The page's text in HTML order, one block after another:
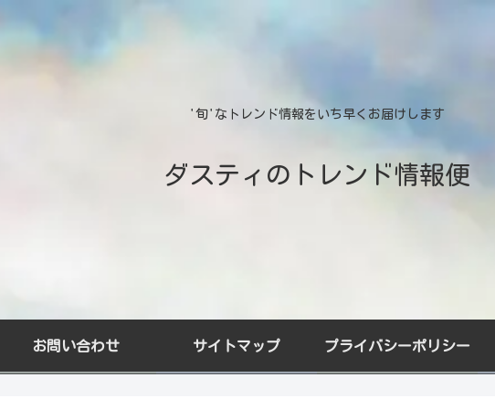
'旬'なトレンド情報をいち早くお届けします
ダスティのトレンド情報便
お問い合わせ サイトマップ プライバシーポリシー